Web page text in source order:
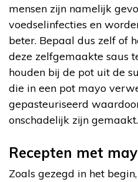
mensen zijn namelijk
voedselinfecties en
beter. Bepaal dus zelf of
deze zelfgemaakte saus
houden bij de pot uit de
die in een pot mayo
gepasteuriseerd
onschadelijk zijn gemaakt.
Recepten met
Zoals gezegd in het